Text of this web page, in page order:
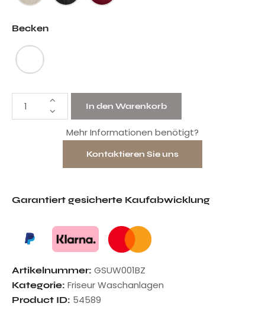
Becken
In den Warenkorb
Mehr Informationen benötigt?
Kontaktieren Sie uns
Garantiert gesicherte Kaufabwicklung
Artikelnummer: GSUW001BZ
Kategorie: Friseur Waschanlagen
Product ID: 54589